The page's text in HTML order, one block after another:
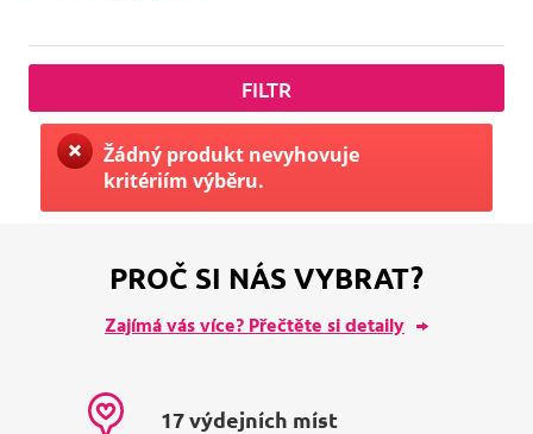
FILTR
Žádný produkt nevyhovuje
kritériím výběru.
PROČ SI NÁS VYBRAT?
Zajímá vás více? Přečtěte si detaily
17 výdejních míst